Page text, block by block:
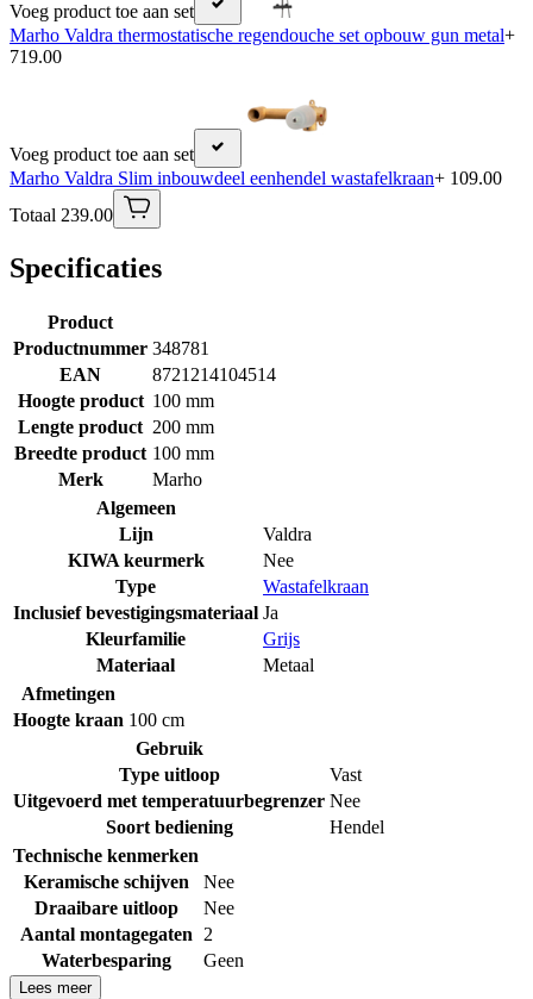
Voeg product toe aan set
Marho Valdra thermostatische regendouche set opbouw gun metal+
719.00
Voeg product toe aan set
Marho Valdra Slim inbouwdeel eenhendel wastafelkraan+ 109.00
Totaal 239.00
Specificaties
Product
Productnummer 348781
EAN
8721214104514
Hoogte product 100 mm
Lengte product 200 mm
Breedte product 100 mm
Merk
Marho
Algemeen
Lijn
Valdra
KIWA keurmerk
Nee
Type
Wastafelkraan
Inclusief bevestigingsmateriaal Ja
Kleurfamilie
Grijs
Materiaal
Metaal
Afmetingen
Hoogte kraan 100 cm
Gebruik
Type uitloop
Vast
Uitgevoerd met temperatuurbegrenzer Nee
Soort bediening
Hendel
Technische kenmerken
Keramische schijven
Nee
Draaibare uitloop
Nee
Aantal montagegaten
2
Waterbesparing
Geen
Lees meer